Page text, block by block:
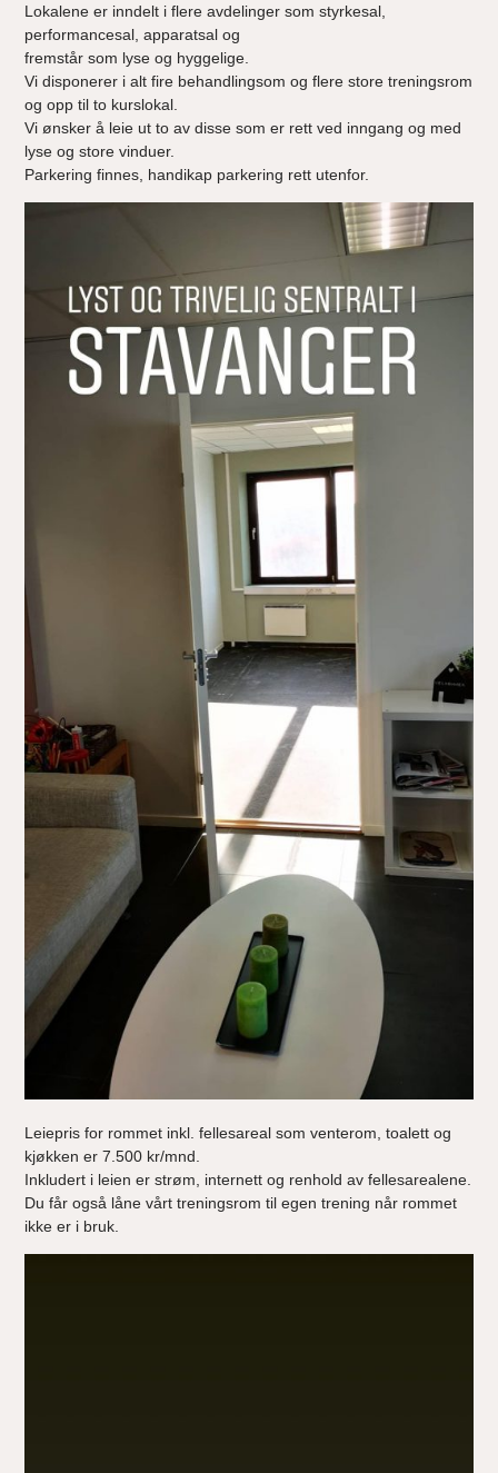
Lokalene er inndelt i flere avdelinger som styrkesal,
performancesal, apparatsal og
fremstår som lyse og hyggelige.
Vi disponerer i alt fire behandlingsom og flere store treningsrom
og opp til to kurslokal.
Vi ønsker å leie ut to av disse som er rett ved inngang og med
lyse og store vinduer.
Parkering finnes, handikap parkering rett utenfor.
Leiepris for rommet inkl. fellesareal som venterom, toalett og
kjøkken er 7.500 kr/mnd.
Inkludert i leien er strøm, internett og renhold av fellesarealene.
Du får også låne vårt treningsrom til egen trening når rommet
ikke er i bruk.